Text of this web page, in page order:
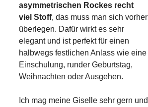
asymmetrischen Rockes recht
viel Stoff, das muss man sich vorher
überlegen. Dafür wirkt es sehr
elegant und ist perfekt für einen
halbwegs festlichen Anlass wie eine
Einschulung, runder Geburtstag,
Weihnachten oder Ausgehen.
Ich mag meine Giselle sehr gern und